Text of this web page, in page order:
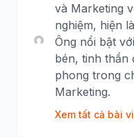
và Marketing
nghiệm, hiện
Ông nổi bật
bén, tinh thần
phong trong
Marketing.
Xem tất cả bài